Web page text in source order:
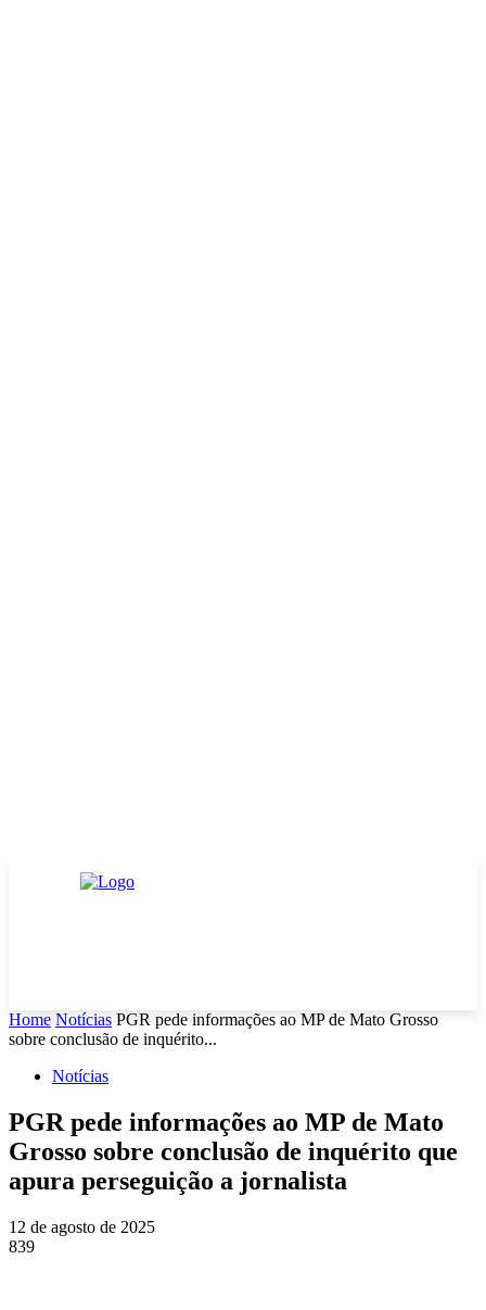
Home Notícias PGR pede informações ao MP de Mato Grosso
sobre conclusão de inquérito...
Notícias
PGR pede informações ao MP de Mato
Grosso sobre conclusão de inquérito que
apura perseguição a jornalista
12 de agosto de 2025
839